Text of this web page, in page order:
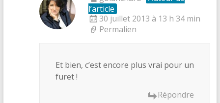
l’article
30 juillet 2013 à 13 h 34 min
Permalien
Et bien, c’est encore plus vrai pour un
furet !
Répondre